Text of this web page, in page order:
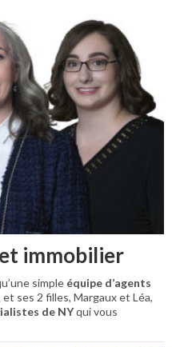
immobilier
simple équipe d’agents
et ses 2 filles, Margaux et Léa,
de NYqui vous